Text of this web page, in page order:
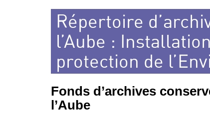
Répertoire
l’Aube :
protection de
Fonds d’archives
l’Aube